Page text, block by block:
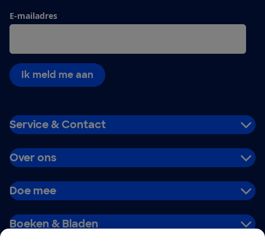
E-mailadres
Ik meld me aan
Service & Contact
Over ons
Doe mee
Boeken & Bladen